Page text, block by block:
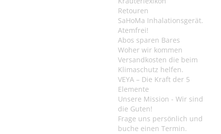
Retouren
SaHoMa Inhalationsgerät.
Atemfrei!
Abos sparen Bares
Woher wir kommen
Versandkosten die beim
Klimaschutz helfen.
VEYA – Die Kraft der 5
Elemente
Unsere Mission - Wir sind
die Guten!
Frage uns persönlich und
buche einen Termin.